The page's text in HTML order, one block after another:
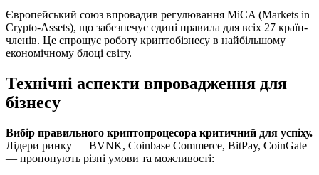
Європейський союз впровадив регулювання MiCA (Markets in
Crypto-Assets), що забезпечує єдині правила для всіх 27 країн-
членів. Це спрощує роботу криптобізнесу в найбільшому
економічному блоці світу.
Технічні аспекти впровадження для
бізнесу
Вибір правильного криптопроцесора критичний для успіху.
Лідери ринку — BVNK, Coinbase Commerce, BitPay, CoinGate
— пропонують різні умови та можливості: